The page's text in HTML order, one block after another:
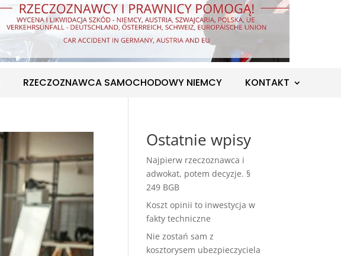
RZECZOZNAWCA SAMOCHODOWY NIEMCY KONTAKT
Ostatnie wpisy
Najpierw rzeczoznawca i
adwokat, potem decyzje. §
249 BGB
Koszt opinii to inwestycja w
fakty techniczne
Nie zostań sam z
kosztorysem ubezpieczyciela